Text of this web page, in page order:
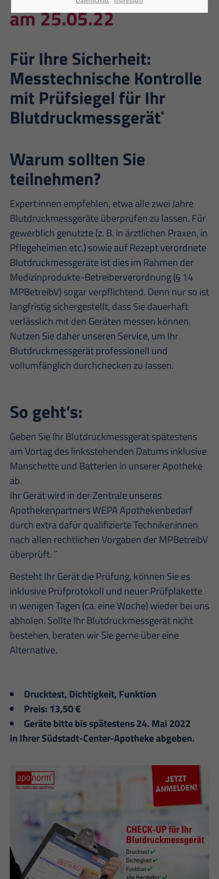
am 25.05.22
Für Ihre Sicherheit:
Messtechnische Kontrolle
mit Prüfsiegel für Ihr
Blutdruckmessgerät*
Warum sollten Sie
teilnehmen?
Expert:innen empfehlen, etwa alle zwei Jahre
Blutdruckmessgeräte überprüfen zu lassen. Für
gewerblich genutzte (z. B. in ärztlichen Praxen, in
Pflegeheimen etc.) sowie auf Rezept verordnete
Blutdruckmessgeräte ist dies im Rahmen der
Medizinprodukte-Betreiberverordnung (§ 14
MPBetreibV) sogar verpflichtend. Denn nur so ist
langfristig sichergestellt, dass Sie dauerhaft
verlässlich mit den Geräten messen können.
Nutzen Sie daher unseren Service, um Ihr
Blutdruckmessgerät professionell und
vollumfänglich durchchecken zu lassen.
So geht’s:
Geben Sie Ihr Blutdruckmessgerät spätestens
am Vortag des linksstehenden Datums inklusive
Manschette und Batterien in unserer Apotheke
ab.
Ihr Gerät wird in der Zentrale unseres
Apothekenpartners WEPA Apothekenbedarf
durch extra dafür qualifizierte Techniker:innen
nach allen rechtlichen Vorgaben der MPBetreibV
überprüft. **
Besteht Ihr Gerät die Prüfung, können Sie es
inklusive Prüfprotokoll und neuer Prüfplakette
in wenigen Tagen (ca. eine Woche) wieder bei uns
abholen. Sollte Ihr Blutdruckmessgerät nicht
bestehen, beraten wir Sie gerne über eine
Alternative.
Drucktest, Dichtigkeit, Funktion
Preis: 13,50 €
Geräte bitte bis spätestens 24. Mai 2022
in Ihrer Südstadt-Center-Apotheke abgeben.